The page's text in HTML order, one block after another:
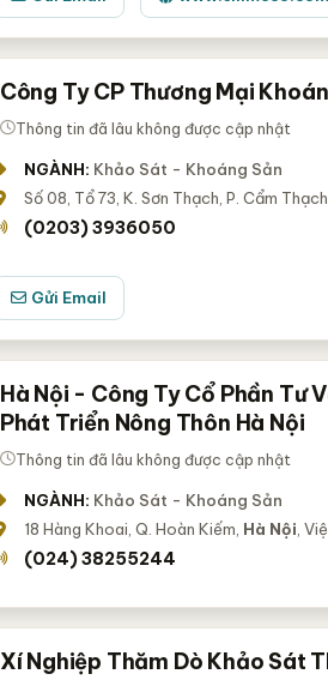
Công Ty CP Thương Mại
Thông tin đã lâu không được cập nhật
NGÀNH: Khảo Sát - Khoáng Sản
Số 08, Tổ 73, K. Sơn Thạch, P. Cẩm
(0203) 3936050
Gửi Email
Hà Nội - Công Ty Cổ Phần Tư
Phát Triển Nông Thôn Hà Nội
Thông tin đã lâu không được cập nhật
NGÀNH: Khảo Sát - Khoáng Sản
18 Hàng Khoai, Q. Hoàn Kiếm, Hà Nội ,
(024) 38255244
Xí Nghiệp Thăm Dò Khảo Sát